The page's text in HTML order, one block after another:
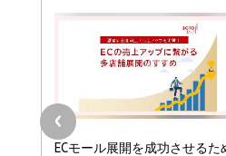
Brand Shift(ブラン
る時代の成長戦略
￥2,420
マーケティングの真
と成長の法則
￥2,200
￥880
ママ投資家が育休
￥1,870
組織の成果を最大化
￥1,980
影響力の武器［新版
￥3,190
フィードバック経営
組織」へ